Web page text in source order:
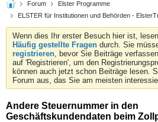
Forum
Elster Programme
ELSTER für Institutionen und Behörden -
Wenn dies Ihr erster Besuch hier ist,
Häufig gestellte Fragen durch. Sie
registrieren, bevor Sie Beiträge
auf 'Registrieren', um den
können auch jetzt schon Beiträge lesen.
Forum aus, das Sie am meisten
Andere Steuernummer in den
Geschäftskundendaten beim